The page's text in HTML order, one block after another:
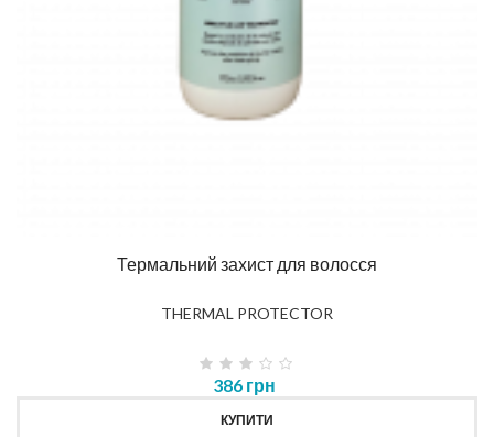
Термальний захист для волосся
THERMAL PROTECTOR
386 грн
КУПИТИ